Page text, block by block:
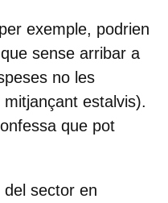
exemple, podrien
sense arribar a
no les
mitjançant estalvis).
que pot
sector en